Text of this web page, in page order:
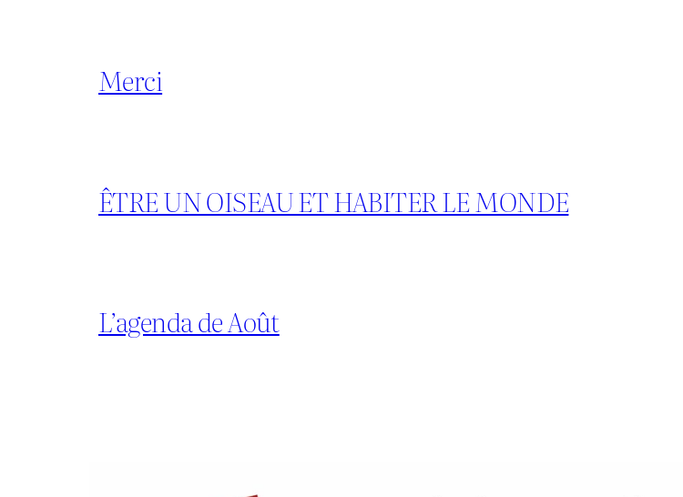
Merci
ÊTRE UN OISEAU ET HABITER LE MONDE
L’agenda de Août